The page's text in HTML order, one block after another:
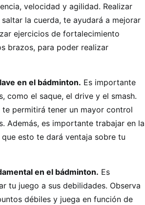
velocidad y agilidad. Realizar
la cuerda, te ayudará a mejorar
ejercicios de fortalecimiento
brazos, para poder realizar
en el bádminton. Es importante
como el saque, el drive y el smash.
permitirá tener un mayor control
Además, es importante trabajar en la
esto te dará ventaja sobre tu
en el bádminton. Es
tu juego a sus debilidades. Observa
débiles y juega en función de